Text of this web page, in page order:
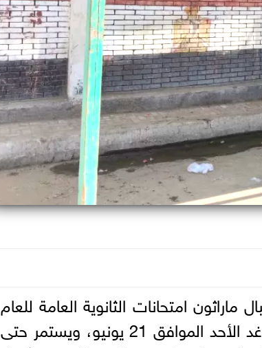
امتحانات الثانوية العامة للعام
الدراسي 2025 - 2026، والمقرر انطلاقه صباح غد الأحد الموافق 21 يونيو، ويستمر حتى